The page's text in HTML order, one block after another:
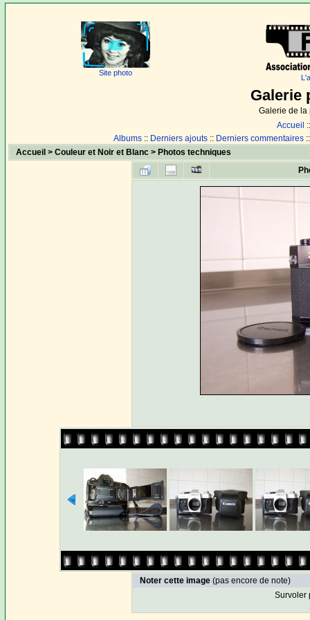
Site photo
Galerie
Galerie de la
Accueil
Albums :: Derniers ajouts :: Derniers commentaires
Accueil >Couleur et Noir et Blanc > Photos techniques
Noter cette image (pas encore de note)
Survoler